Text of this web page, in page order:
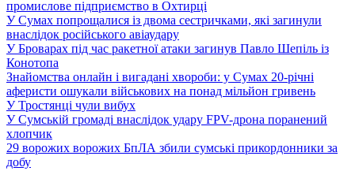
промислове підприємство в Охтирці
У Сумах попрощалися із двома сестричками, які загинули
внаслідок російського авіаудару
У Броварах під час ракетної атаки загинув Павло Шепіль із
Конотопа
Знайомства онлайн і вигадані хвороби: у Сумах 20-річні
аферисти ошукали військових на понад мільйон гривень
У Тростянці чули вибух
У Сумській громаді внаслідок удару FPV-дрона поранений
хлопчик
29 ворожих ворожих БпЛА збили сумські прикордонники за
добу